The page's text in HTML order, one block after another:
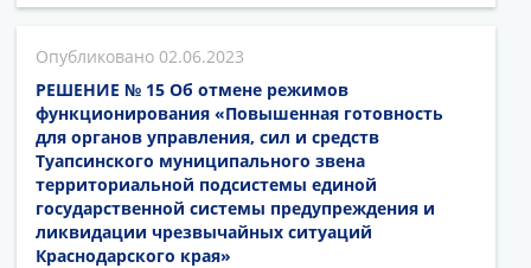
02.06.2023
РЕШЕНИЕ № 15 Об отмене режимов
функционирования «Повышенная готовность
для органов управления, сил и средств
Туапсинского муниципального звена
территориальной подсистемы единой
государственной системы предупреждения и
ликвидации чрезвычайных ситуаций
Краснодарского края»